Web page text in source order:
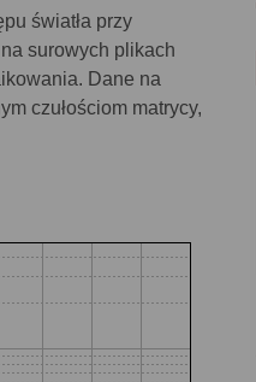
światła przy
surowych plikach
Dane na
czułościom matrycy,